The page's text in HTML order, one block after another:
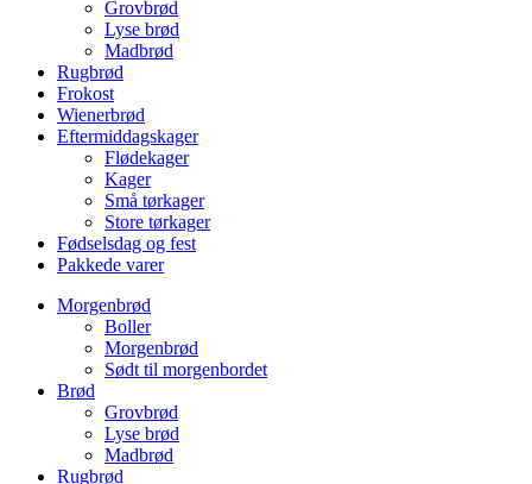
Grovbrød
Lyse brød
Madbrød
Rugbrød
Frokost
Wienerbrød
Eftermiddagskager
Flødekager
Kager
Små tørkager
Store tørkager
Fødselsdag og fest
Pakkede varer
Morgenbrød
Boller
Morgenbrød
Sødt til morgenbordet
Brød
Grovbrød
Lyse brød
Madbrød
Rugbrød